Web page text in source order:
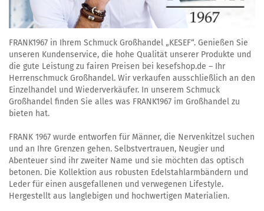
FRANK1967 in Ihrem Schmuck Großhandel „KESEF“. Genießen Sie
unseren Kundenservice, die hohe Qualität unserer Produkte und
die gute Leistung zu fairen Preisen bei kesefshop.de – Ihr
Herrenschmuck Großhandel. Wir verkaufen ausschließlich an den
Einzelhandel und Wiederverkäufer. In unserem Schmuck
Großhandel finden Sie alles was FRANK1967 im Großhandel zu
bieten hat.
FRANK 1967 wurde entworfen für Männer, die Nervenkitzel suchen
und an Ihre Grenzen gehen. Selbstvertrauen, Neugier und
Abenteuer sind ihr zweiter Name und sie möchten das optisch
betonen. Die Kollektion aus robusten Edelstahlarmbändern und
Leder für einen ausgefallenen und verwegenen Lifestyle.
Hergestellt aus langlebigen und hochwertigen Materialien.